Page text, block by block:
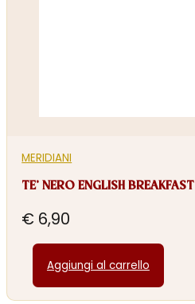
MERIDIANI
TE’ NERO ENGLISH BREAKFAST
€ 6,90
Aggiungi al carrello